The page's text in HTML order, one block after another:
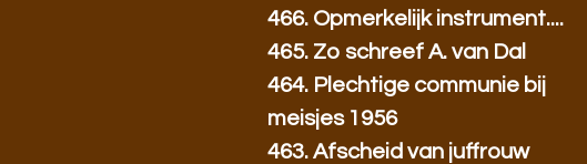
466. Opmerkelijk instrument....
465. Zo schreef A. van Dal
464. Plechtige communie bij
meisjes 1956
463. Afscheid van juffrouw